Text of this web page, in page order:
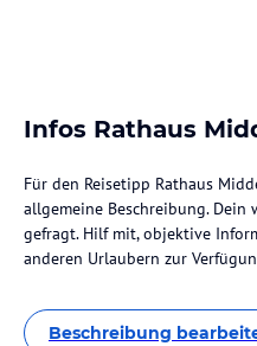
Infos Rathaus
Für den Reisetipp Rathaus
allgemeine Beschreibung. Dein
gefragt. Hilf mit, objektive
anderen Urlaubern zur
Beschreibung